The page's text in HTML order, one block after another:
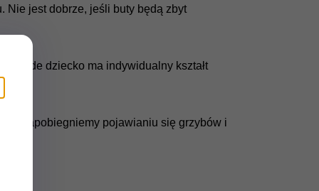
Nie jest dobrze, jeśli buty będą zbyt
Każde dziecko ma indywidualny kształt
zapobiegniemy pojawianiu się grzybów i